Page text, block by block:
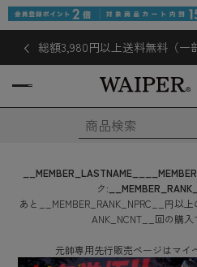
総額3,980円以上送料無料（一
__MEMBER_LASTNAME__
ク:
あと
__MEMBER_RANK_NPRC__ 円以上
ANK_NCNT__ 回の購入
元帥専用先行販売ページはマイ